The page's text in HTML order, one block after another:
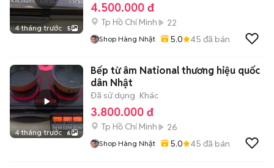
4 tháng trước 5
4.500.000 đ
Tp Hồ Chí Minh 22
Shop Hàng Nhật 5.0 45 đã bán
4 tháng trước 6
Bếp từ âm National thương hiệu quốc
dân Nhật
Đã sử dụng Khác
3.800.000 đ
Tp Hồ Chí Minh 26
Shop Hàng Nhật 5.0 45 đã bán